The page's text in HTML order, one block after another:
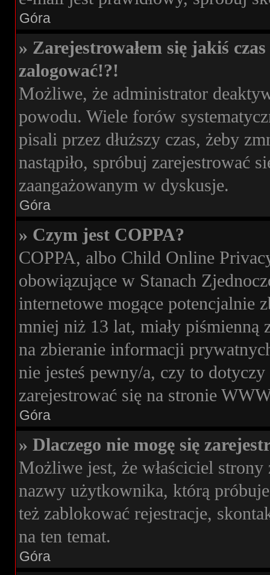
Góra
» Zarejestrowałem się jakiś
zalogować!?!
Możliwe, że administrator
powodu. Wiele forów
pisali przez dłuższy czas, żeby
nastąpiło, spróbuj zarejestrować
zaangażowanym w dyskusje.
Góra
» Czym jest COPPA?
COPPA, albo Child Online
obowiązujące w Stanach
internetowe mogące potencjalnie
mniej niż 13 lat, miały
na zbieranie informacji
nie jesteś pewny/a, czy to
zarejestrować się na stronie
Góra
» Dlaczego nie mogę się
Możliwe jest, że właściciel strony
nazwy użytkownika, którą
też zablokować rejestracje,
na ten temat.
Góra